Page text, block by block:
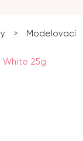
>
Modelovací
White 25g